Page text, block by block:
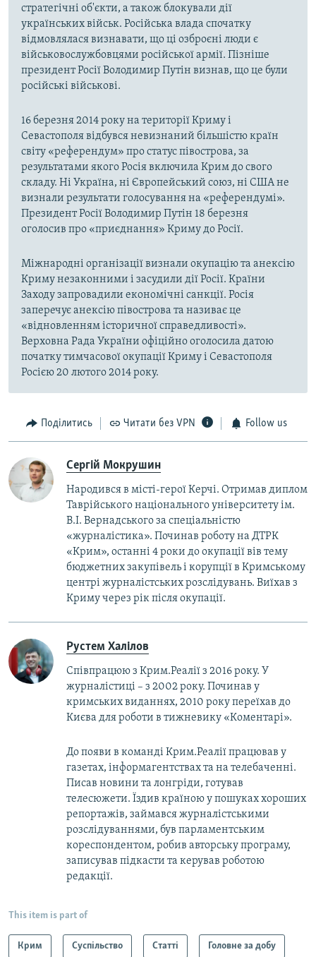
стратегічні об'єкти, а також блокували дії
українських військ. Російська влада спочатку
відмовлялася визнавати, що ці озброєні люди є
військовослужбовцями російської армії. Пізніше
президент Росії Володимир Путін визнав, що це були
російські військові.
16 березня 2014 року на території Криму і
Севастополя відбувся невизнаний більшістю країн
світу «референдум» про статус півострова, за
результатами якого Росія включила Крим до свого
складу. Ні Україна, ні Європейський союз, ні США не
визнали результати голосування на «референдумі».
Президент Росії Володимир Путін 18 березня
оголосив про «приєднання» Криму до Росії.
Міжнародні організації визнали окупацію та анексію
Криму незаконними і засудили дії Росії. Країни
Заходу запровадили економічні санкції. Росія
заперечує анексію півострова та називає це
«відновленням історичної справедливості».
Верховна Рада України офіційно оголосила датою
початку тимчасової окупації Криму і Севастополя
Росією 20 лютого 2014 року.
Поділитись Читати без VPN Follow us
Сергій Мокрушин
Народився в місті-герої Керчі. Отримав диплом
Таврійського національного університету ім.
В.І. Вернадського за спеціальністю
«журналістика». Починав роботу на ДТРК
«Крим», останні 4 роки до окупації вів тему
бюджетних закупівель і корупції в Кримському
центрі журналістських розслідувань. Виїхав з
Криму через рік після окупації.
Рустем Халілов
Співпрацюю з Крим.Реалії з 2016 року. У
журналістиці – з 2002 року. Починав у
кримських виданнях, 2010 року переїхав до
Києва для роботи в тижневику «Коментарі».
До появи в команді Крим.Реалії працював у
газетах, інформагентствах та на телебаченні.
Писав новини та лонгріди, готував
телесюжети. Їздив країною у пошуках хороших
репортажів, займався журналістськими
розслідуваннями, був парламентським
кореспондентом, робив авторську програму,
записував підкасти та керував роботою
редакції.
This item is part of
Крим Суспільство Статті Головне за добу